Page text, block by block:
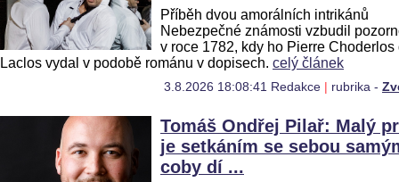
Příběh dvou amorálních intrikánů
Nebezpečné známosti vzbudil
v roce 1782, kdy ho Pierre Choderlos
Laclos vydal v podobě románu v dopisech. celý článek
3.8.2026 18:08:41 Redakce rubrika -
Tomáš Ondřej Pilař: Malý
je setkáním se sebou
coby dí ...